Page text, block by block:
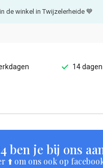
de winkel in Twijzelerheide 💙
14
ben je bij ons
om ons ook op